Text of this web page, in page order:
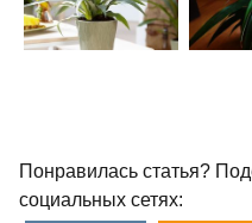
Понравилась статья?
социальных сетях: